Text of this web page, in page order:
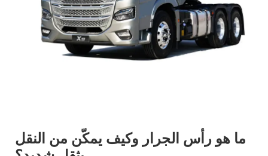
ما هو رأس الجرار وكيف يمكّن من النقل